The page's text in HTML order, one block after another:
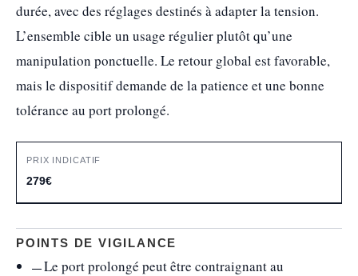
durée, avec des réglages destinés à adapter la tension.
L’ensemble cible un usage régulier plutôt qu’une
manipulation ponctuelle. Le retour global est favorable,
mais le dispositif demande de la patience et une bonne
tolérance au port prolongé.
PRIX INDICATIF
279€
POINTS DE VIGILANCE
Le port prolongé peut être contraignant au